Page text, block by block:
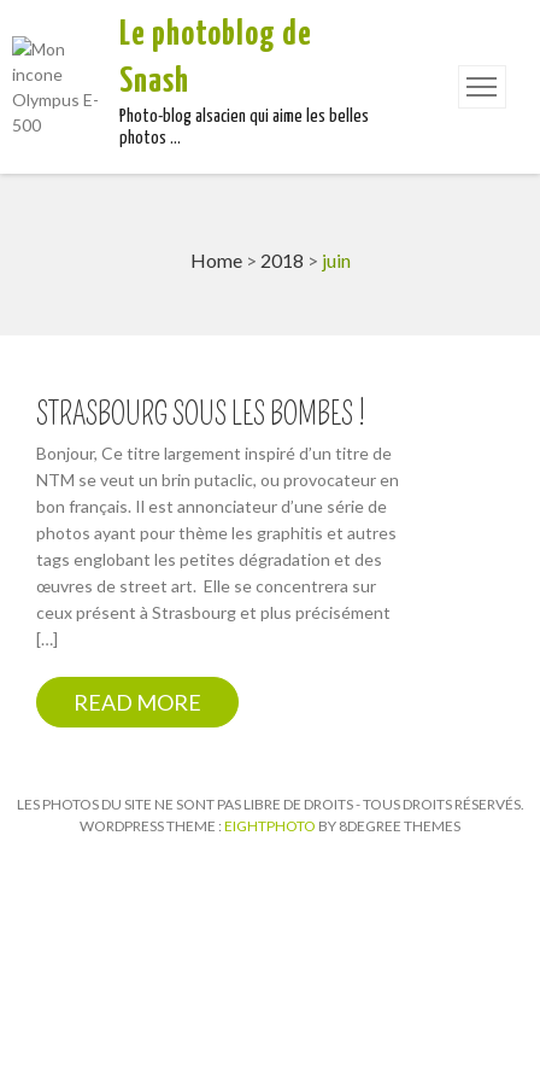
Le photoblog de
Snash
Photo-blog alsacien qui aime les belles
photos …
Home> 2018 > juin
STRASBOURG SOUS LES BOMBES !
Bonjour, Ce titre largement inspiré d’un titre de
NTM se veut un brin putaclic, ou provocateur en
bon français. Il est annonciateur d’une série de
photos ayant pour thème les graphitis et autres
tags englobant les petites dégradation et des
œuvres de street art. Elle se concentrera sur
ceux présent à Strasbourg et plus précisément
[…]
READ MORE
LES PHOTOS DU SITE NE SONT PAS LIBRE DE DROITS - TOUS DROITS RÉSERVÉS.
WORDPRESS THEME : EIGHTPHOTO BY 8DEGREE THEMES